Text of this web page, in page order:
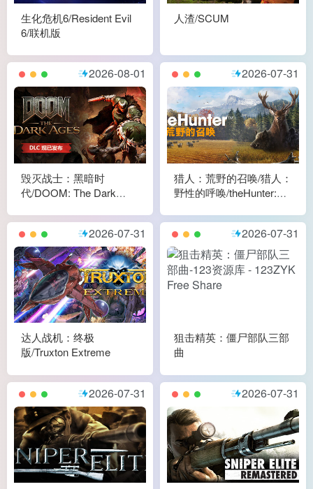
生化危机6/Resident Evil
6/联机版
人渣/SCUM
2026-08-01
毁灭战士：黑暗时
代/DOOM: The Dark
2026-07-31
猎人：荒野的召唤/猎人：
野性的呼唤/theHunter:
2026-07-31
达人战机：终极
版/Truxton Extreme
2026-07-31
狙击精英：僵尸部队三部
曲
2026-07-31 2026-07-31